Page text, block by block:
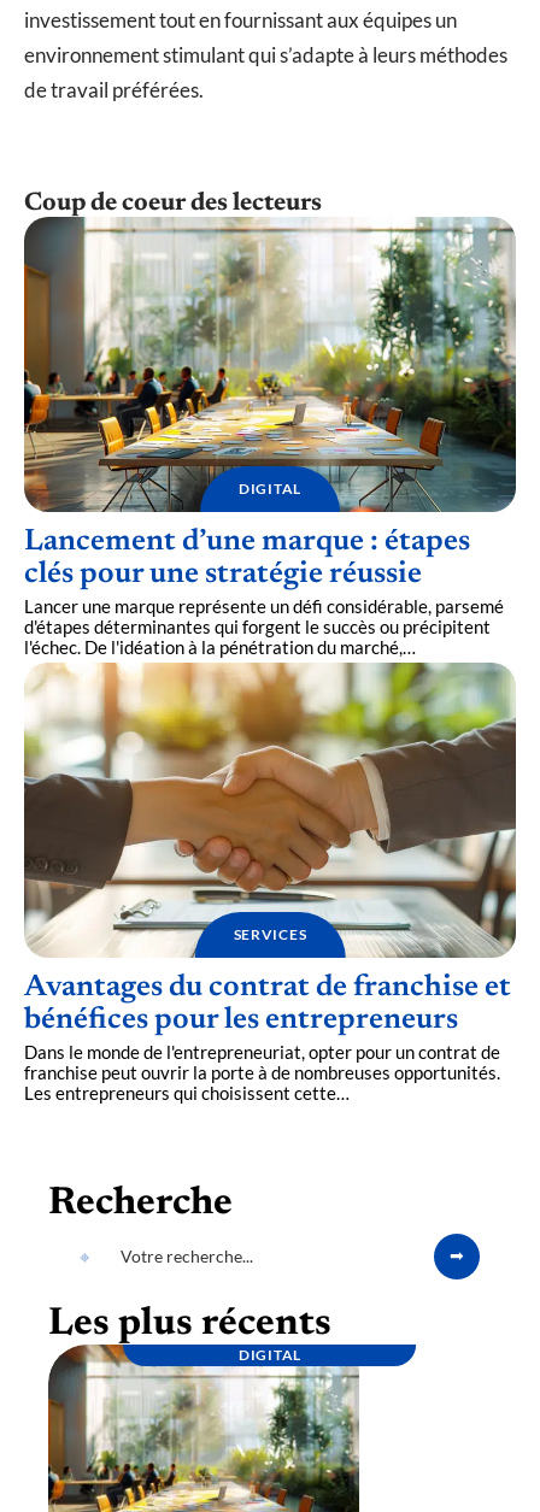
investissement tout en fournissant aux équipes un
environnement stimulant qui s’adapte à leurs méthodes
de travail préférées.
Coup de coeur des lecteurs
DIGITAL
Lancement d’une marque : étapes
clés pour une stratégie réussie
Lancer une marque représente un défi considérable, parsemé
d'étapes déterminantes qui forgent le succès ou précipitent
l'échec. De l'idéation à la pénétration du marché,…
SERVICES
Avantages du contrat de franchise et
bénéfices pour les entrepreneurs
Dans le monde de l'entrepreneuriat, opter pour un contrat de
franchise peut ouvrir la porte à de nombreuses opportunités.
Les entrepreneurs qui choisissent cette…
Recherche
Les plus récents
DIGITAL